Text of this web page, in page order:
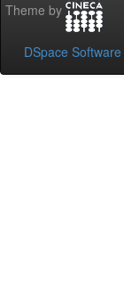
Theme by
DSpace Software